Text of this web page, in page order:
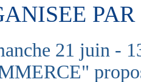
21 juin -